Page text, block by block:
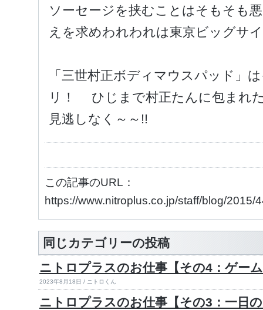
ソーセージを挟むことはそもそ
えを求めわれわれは東京ビッグサ
「三世村正ボディマウスパッド」
リ！ ひじまで村正たんに包まれ
見逃しなく～～!!
この記事のURL：
https://www.nitroplus.co.jp/staff/blog/2015/
同じカテゴリーの投稿
ニトロプラスのお仕事【その4：ゲー
2023年8月18日 / ニトロくん
ニトロプラスのお仕事【その3：一日